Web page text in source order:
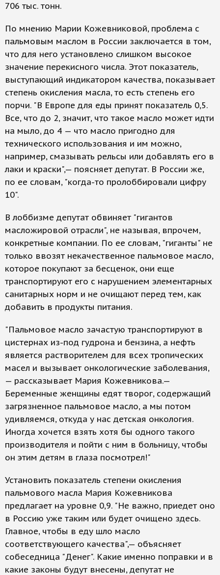
706 тыс. тонн.
По мнению Марии Кожевниковой, проблема с
пальмовым маслом в России заключается в том,
что для него установлено слишком высокое
значение перекисного числа. Этот показатель,
выступающий индикатором качества, показывает
степень окисления масла, то есть степень его
порчи. "В Европе для еды принят показатель 0,5.
Все, что до 2, значит, что такое масло может идти
на мыло, до 4 — что масло пригодно для
технического использования и им можно,
например, смазывать рельсы или добавлять его в
лаки и краски",— поясняет депутат. В России же,
по ее словам, "когда-то пролоббировали цифру
10".
В лоббизме депутат обвиняет "гигантов
масложировой отрасли", не называя, впрочем,
конкретные компании. По ее словам, "гиганты" не
только ввозят некачественное пальмовое масло,
которое покупают за бесценок, они еще
транспортируют его с нарушением элементарных
санитарных норм и не очищают перед тем, как
добавить в продукты питания.
"Пальмовое масло зачастую транспортируют в
цистернах из-под гудрона и бензина, а нефть
является растворителем для всех тропических
масел и вызывает онкологические заболевания,
— рассказывает Мария Кожевникова.—
Беременные женщины едят творог, содержащий
загрязненное пальмовое масло, а мы потом
удивляемся, откуда у нас детская онкология.
Иногда хочется взять хотя бы одного такого
производителя и пойти с ним в больницу, чтобы
он этим детям в глаза посмотрел!"
Установить показатель степени окисления
пальмового масла Мария Кожевникова
предлагает на уровне 0,9. "Не важно, приедет оно
в Россию уже таким или будет очищено здесь.
Главное, чтобы в еду шло масло
соответствующего качества",— объясняет
собеседница "Денег". Какие именно поправки и в
какие законы будут внесены, депутат не